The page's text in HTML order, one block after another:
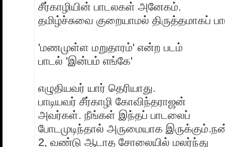
சீர்காழியின் பாடலகள் அனேகம்.
தமிழ்ச்சுவை குறையாமல் திருத்தமாகப்
'மணமுள்ள மறுதாரம்' என்ற படம்
பாடல் 'இன்பம் எங்கே'
எழுதியவர் யார் தெரியாது.
பாடியவர் சீர்காழி கோவிந்தராஜன்
அவர்கள். நீங்கள் இந்தப் பாடலைப்
போடமுடிந்தால் அருமையாக
2, வண்டு ஆடாத சோலையில் மலர்ந்து